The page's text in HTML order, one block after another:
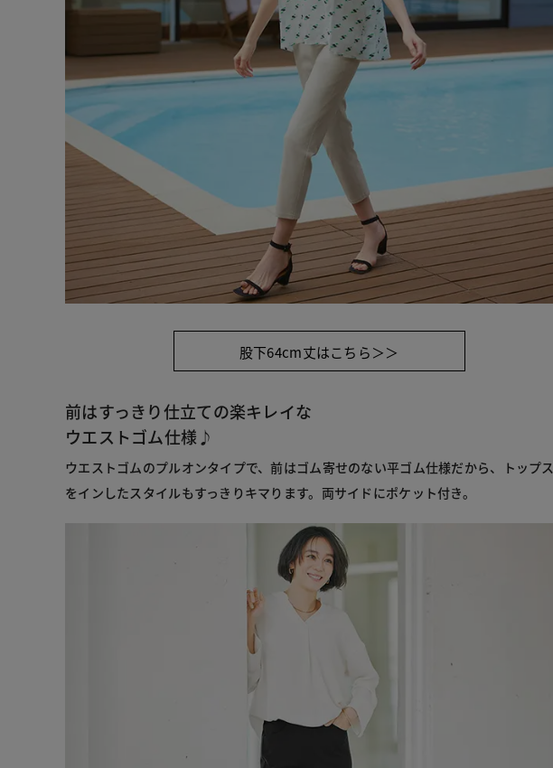
股下64cm丈はこちら＞＞
前はすっきり仕立ての楽キレイな
ウエストゴム仕様♪
ウエストゴムのプルオンタイプで、前はゴム寄せのない平ゴム仕様だから、トップス
をインしたスタイルもすっきりキマります。両サイドにポケット付き。